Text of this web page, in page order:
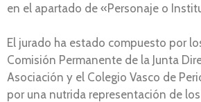
en el apartado de «Personaje o
El jurado ha estado compuesto por
Comisión Permanente de la Junta
Asociación y el Colegio Vasco de
por una nutrida representación de